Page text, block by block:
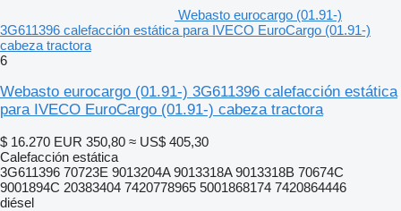
Webasto eurocargo (01.91-)
3G611396 calefacción estática para IVECO EuroCargo (01.91-)
cabeza tractora
6
Webasto eurocargo (01.91-) 3G611396 calefacción estática
para IVECO EuroCargo (01.91-) cabeza tractora
$ 16.270 EUR 350,80 ≈ US$ 405,30
Calefacción estática
3G611396 70723E 9013204A 9013318A 9013318B 70674C
9001894С 20383404 7420778965 5001868174 7420864446
diésel